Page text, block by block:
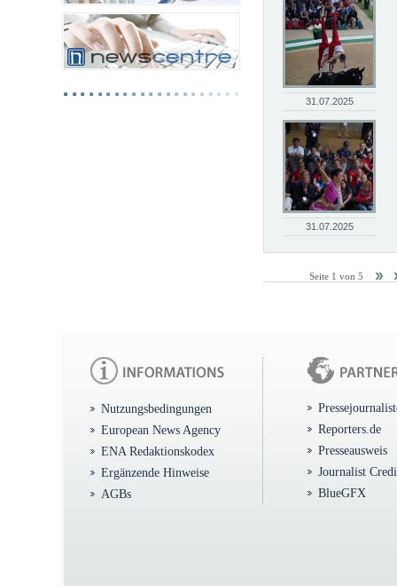
31.07.2025
31.07.2025
Seite 1 von 5
Nutzungsbedingungen
European News Agency
ENA Redaktionskodex
Ergänzende Hinweise
AGBs
Reporters.de
Presseausweis
Journalist
BlueGFX